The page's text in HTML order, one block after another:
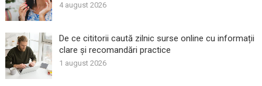
4 august 2026
De ce cititorii caută zilnic surse online cu informații
clare și recomandări practice
1 august 2026